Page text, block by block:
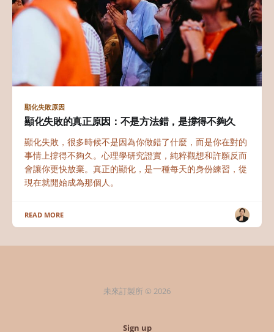
顯化失敗原因
顯化失敗的真正原因：不是方法錯，是撐得不夠久
顯化失敗，很多時候不是因為你做錯了什麼，而是你在對的
事情上撐得不夠久。心理學研究證實，純粹觀想和許願反而
會讓你更快放棄。真正的顯化，是一種每天的身份練習，從
現在就開始成為那個人。
READ MORE
未來訂製所 © 2026
Sign up